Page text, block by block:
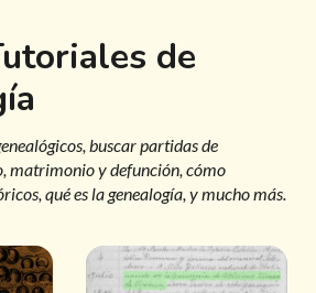
de
buscar partidas de
matrimonio y defunción, cómo
qué es la genealogía, y mucho más.